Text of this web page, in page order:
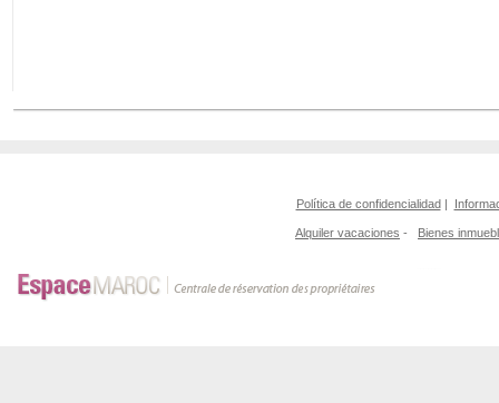
Política de confidencialidad|
Alquiler vacaciones - Bienes